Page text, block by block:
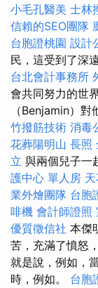
小毛孔醫美 士林
信賴的SEO團隊
台胞證桃園 設計
民，這受到了深
台北會計事務所
會共同努力的世
（Benjamin）
竹撥筋技術 消毒
花葬陽明山 長照
立 與兩個兒子一
護中心 單人房
業外燴團隊 台胞
啡機 會計師證照
優質徵信社 本傑
苦，充滿了憤怒
就是說，例如，
時，例如。 台胞